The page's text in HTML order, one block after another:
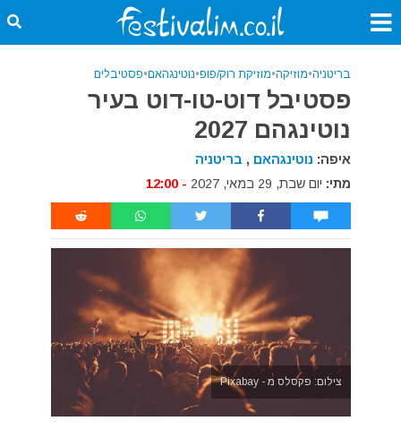
בריטניה•מוזיקה•מוזיקת רוק/פופ•נוטינגהאם•פסטיבלים
פסטיבל דוט-טו-דוט בעיר
נוטינגהם 2027
איפה: נוטינגהאם , בריטניה
מתי: יום שבת, 29 במאי, 2027 - 12:00
צילום: פקסלס מ - Pixabay